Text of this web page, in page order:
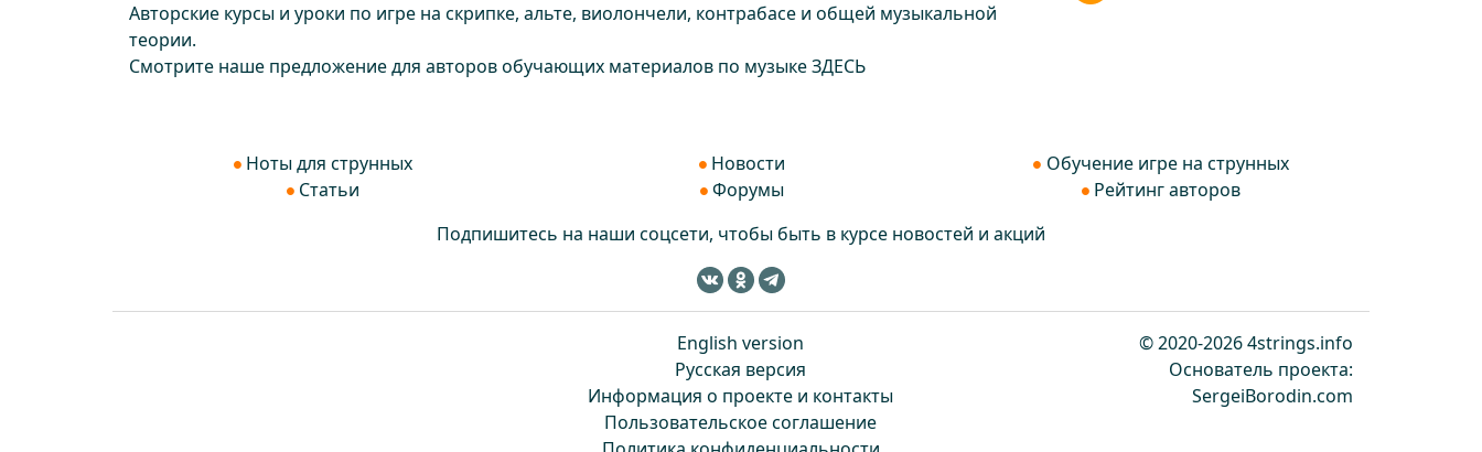
Авторские курсы и уроки по игре на скрипке, альте, виолончели, контрабасе и общей музыкальной
теории.
Смотрите наше предложение для авторов обучающих материалов по музыкеЗДЕСЬ
Ноты для струнных
Статьи
Новости
Форумы
Обучение игре на струнных
Рейтинг авторов
Подпишитесь на наши соцсети, чтобы быть в курсе новостей и акций
English version
Русская версия
Информация о проекте и контакты
Пользовательское соглашение
© 2020-2026 4strings.info
Основатель проекта:
SergeiBorodin.com